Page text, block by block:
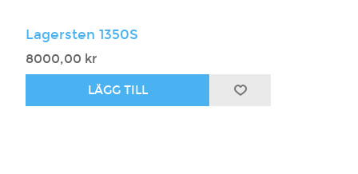
Lagersten 1350S
8000,00 kr